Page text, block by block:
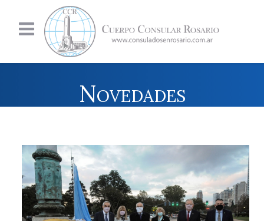
Novedades